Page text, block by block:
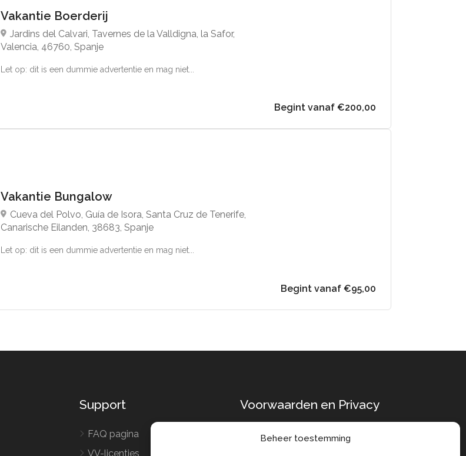
Beheer toestemming
Vakantie Boerderij
Jardins del Calvari, Tavernes de la Valldigna, la Safor,
Valencia, 46760, Spanje
Let op: dit is een dummie advertentie en mag niet...
Begint vanaf €200,00
Vakantie Bungalow
Cueva del Polvo, Guía de Isora, Santa Cruz de Tenerife,
Canarische Eilanden, 38683, Spanje
Let op: dit is een dummie advertentie en mag niet...
Begint vanaf €95,00
Support
FAQ pagina
VV-licenties
Voorwaarden en Privacy
Voorwaarden